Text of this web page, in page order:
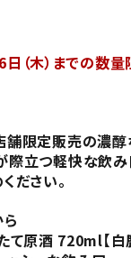
（木）までの数量
限定販売の濃醇
立つ軽快な飲み
ださい。
て原酒 720ml【